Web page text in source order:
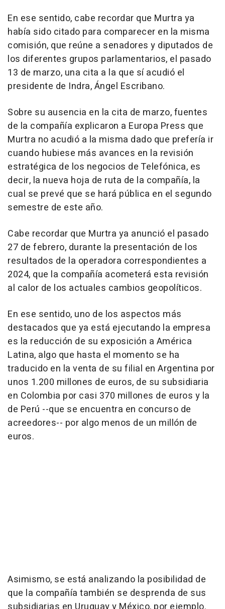
En ese sentido, cabe recordar que Murtra ya
había sido citado para comparecer en la misma
comisión, que reúne a senadores y diputados de
los diferentes grupos parlamentarios, el pasado
13 de marzo, una cita a la que sí acudió el
presidente de Indra, Ángel Escribano.
Sobre su ausencia en la cita de marzo, fuentes
de la compañía explicaron a Europa Press que
Murtra no acudió a la misma dado que prefería ir
cuando hubiese más avances en la revisión
estratégica de los negocios de Telefónica, es
decir, la nueva hoja de ruta de la compañía, la
cual se prevé que se hará pública en el segundo
semestre de este año.
Cabe recordar que Murtra ya anunció el pasado
27 de febrero, durante la presentación de los
resultados de la operadora correspondientes a
2024, que la compañía acometerá esta revisión
al calor de los actuales cambios geopolíticos.
En ese sentido, uno de los aspectos más
destacados que ya está ejecutando la empresa
es la reducción de su exposición a América
Latina, algo que hasta el momento se ha
traducido en la venta de su filial en Argentina por
unos 1.200 millones de euros, de su subsidiaria
en Colombia por casi 370 millones de euros y la
de Perú --que se encuentra en concurso de
acreedores-- por algo menos de un millón de
euros.
Asimismo, se está analizando la posibilidad de
que la compañía también se desprenda de sus